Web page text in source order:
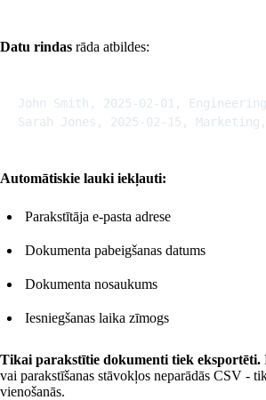
Datu rindas rāda atbildes:
John Smith, 2025-02-01,
Automātiskie lauki iekļauti:
Parakstītāja e-pasta adrese
Dokumenta pabeigšanas datums
Dokumenta nosaukums
Iesniegšanas laika zīmogs
Tikai parakstītie dokumenti tiek eksportēti.
vai parakstīšanas stāvokļos neparādās CSV -
vienošanās.